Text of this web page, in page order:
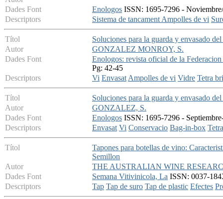
Dades Font
Enologos ISSN: 1695-7296 -
Descriptors
Sistema de tancamentAmpolles de vi
Títol
Soluciones para la guarda y envasado
Autor
GONZALEZ MONROY, S.
Dades Font
Enologos: revista oficial de la
Pg: 42-45
Descriptors
Vi EnvasatAmpolles de vi Vidre Tetra
Títol
Soluciones para la guarda y envasado
Autor
GONZALEZ, S.
Dades Font
Enologos ISSN: 1695-7296 -
Descriptors
Envasat Vi Conservacio Bag-in-box
Títol
Tapones para botellas de vino:
Semillon
Autor
THE AUSTRALIAN WINE
Dades Font
Semana Vitivinicola, La ISSN: 0037-
Descriptors
Tap Tap de suro Tap de plastic Efectes